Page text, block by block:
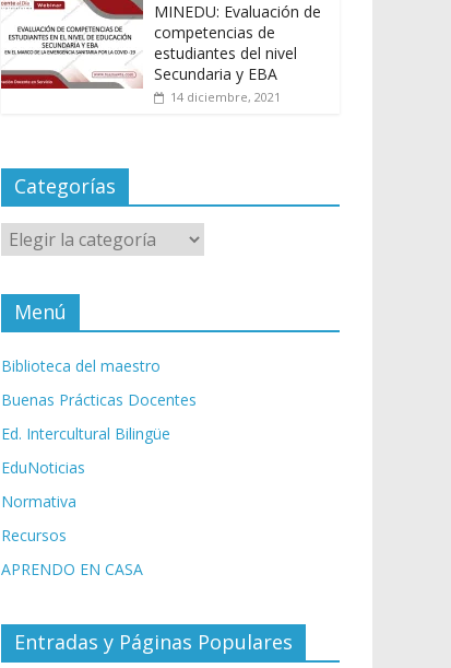
MINEDU: Evaluación de
competencias de
estudiantes del nivel
Secundaria y EBA
14 diciembre, 2021
Categorías
Categorías
Menú
Biblioteca del maestro
Buenas Prácticas Docentes
Ed. Intercultural Bilingüe
EduNoticias
Normativa
Recursos
APRENDO EN CASA
Entradas y Páginas Populares